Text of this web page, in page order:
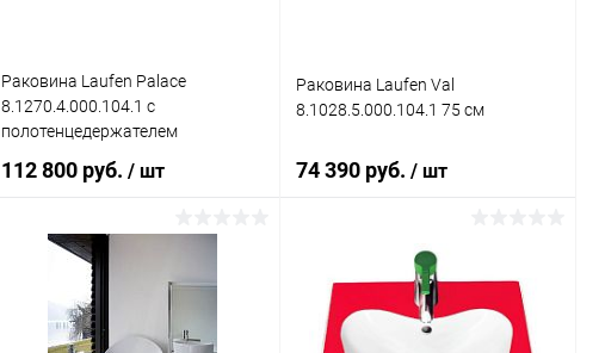
Раковина Laufen Palace
8.1270.4.000.104.1 с
полотенцедержателем
112 800 руб. / шт
Купить в 1 клик Сравнение
Раковина Laufen Val
8.1028.5.000.104.1 75 см
74 390 руб./ шт
В корзину
Купить в 1 клик Сравнение